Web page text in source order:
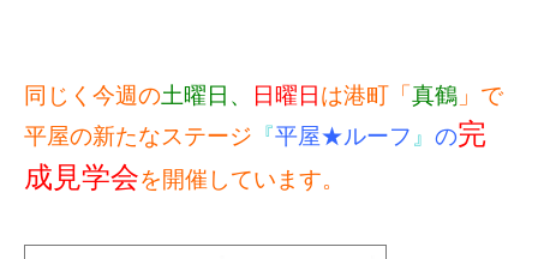
同じく今週の土曜日、 日曜日 は港町「 真鶴 」で
平屋の新たなステージ 『平屋★ルーフ 』 の完
成見学会を開催しています。